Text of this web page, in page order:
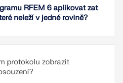
pro seizmické posouzení lze
prvky typu
nastaveno osové posouzení
může být upravena v
únosnosti. Posouzení
i spoje deska na desku.
lze aktivovat ve vysouvacím
RFEM 6 aplikovat zat
neleží v jedné rovině?
protokolu zobrazit